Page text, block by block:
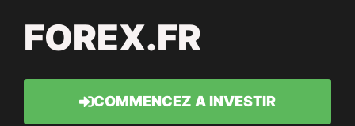
FOREX.FR
COMMENCEZ A INVESTIR